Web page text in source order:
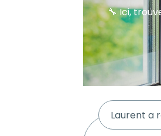
🔧 Ici,
Laurent a